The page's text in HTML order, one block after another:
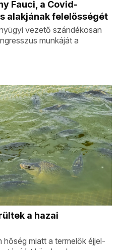
Fauci, a Covid-
alakjának felelősségét
vezető szándékosan
munkáját a
a hazai
miatt a termelők éjjel-